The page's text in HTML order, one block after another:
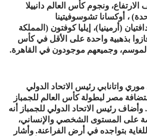
ونجوم كأس العالم دانييلا
، أوكسانا تشوسوفيتينا
(أرمينيا)، إيليا كوفتون (المملكة
بذهبية واحدة على الأقل في كأس
الموسم، وجميعهم موجودون في القاهرة.
موري واتانابي رئيس الاتحاد الدولي
مصر لبطولة كأس العالم للجمباز
رئيس الاتحاد الدولي للجمباز أنه
على المستوى الشخصي والإنساني،
بتواجده في أرض الفراعنة. وأشار